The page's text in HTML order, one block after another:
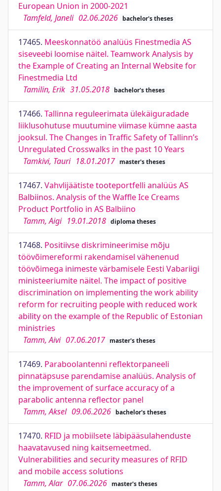
European Union in 2000-2021
Tamfeld, Janeli 02.06.2026 bachelor's theses
17465. Meeskonnatöö analüüs Finestmedia AS
siseveebi loomise näitel. Teamwork Analysis by
the Example of Creating an Internal Website for
Finestmedia Ltd
Tamilin, Erik 31.05.2018 bachelor's theses
17466. Tallinna reguleerimata ülekäiguradade
liiklusohutuse muutumine viimase kümne aasta
jooksul. The Changes in Traffic Safety of Tallinn’s
Unregulated Crosswalks in the past 10 Years
Tamkivi, Tauri 18.01.2017 master's theses
17467. Vahvlijäätiste tooteportfelli analüüs AS
Balbiinos. Analysis of the Waffle Ice Creams
Product Portfolio in AS Balbiino
Tamm, Aigi 19.01.2018 diploma theses
17468. Positiivse diskrimineerimise mõju
töövõimereformi rakendamisel vähenenud
töövõimega inimeste värbamisele Eesti Vabariigi
ministeeriumite näitel. The impact of positive
discrimination on implementing the work ability
reform for recruiting people with reduced work
ability on the example of the Republic of Estonian
ministries
Tamm, Aivi 07.06.2017 master's theses
17469. Paraboolantenni reflektorpaneeli
pinnatäpsuse parendamise analüüs. Analysis of
the improvement of surface accuracy of a
parabolic antenna reflector panel
Tamm, Aksel 09.06.2026 bachelor's theses
17470. RFID ja mobiilsete läbipääsulahenduste
haavatavused ning kaitsemeetmed.
Vulnerabilities and security measures of RFID
and mobile access solutions
Tamm, Alar 07.06.2026 master's theses